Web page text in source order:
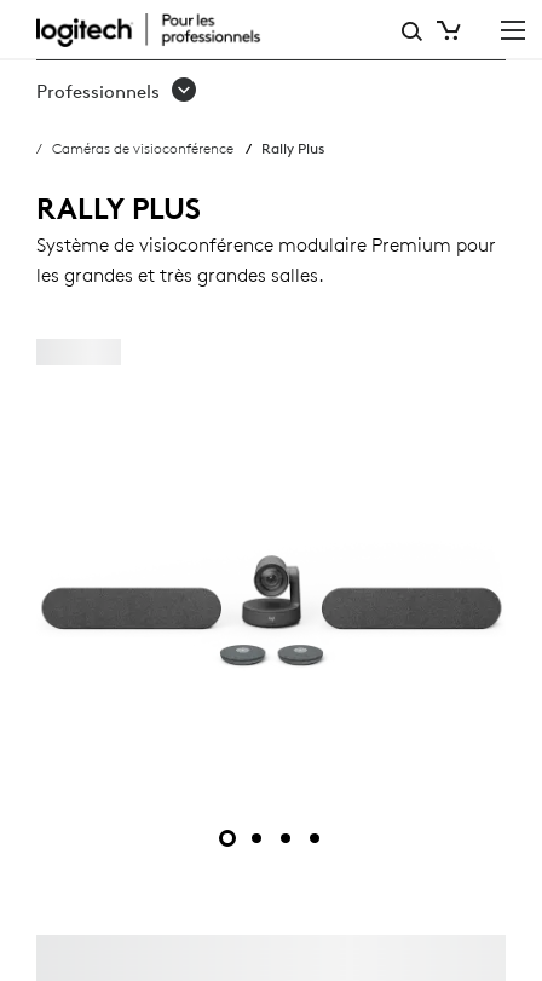
RALLY
PLUS
Professionnels
Caméras de visioconférence Rally Plus
RALLY PLUS
Système de visioconférence modulaire Premium pour
les grandes et très grandes salles.